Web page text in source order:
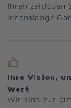
Ihren zeitlosen
lebenslange
Ihre Vision,
Wert
Wir sind nur